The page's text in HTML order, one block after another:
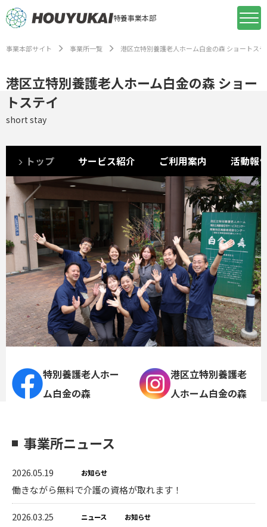
特養事業本部
事業本部サイト 事業所一覧 港区立特別養護老人ホーム白金の森 ショートス
港区立特別養護老人ホーム白金の森 ショー
トステイ
short stay
トップ サービス紹介 ご利用案内 活動報
特別養護老人ホー
ム白金の森
港区立特別養護老
人ホーム白金の森
事業所ニュース
2026.05.19 お知らせ
働きながら無料で介護の資格が取れます！
2026.03.25 ニュース お知らせ